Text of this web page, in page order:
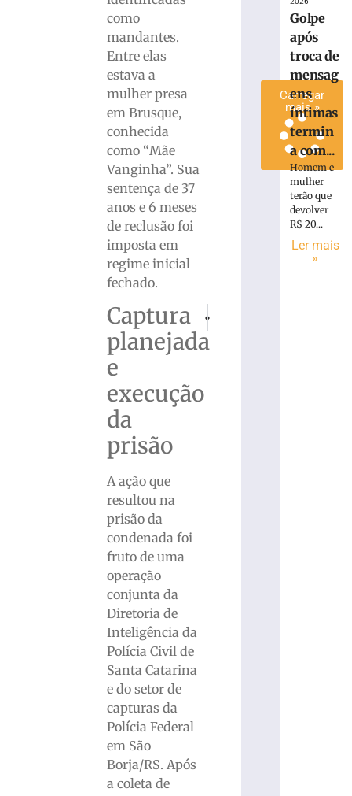
como
mandantes.
Entre elas
estava a
mulher presa
em Brusque,
conhecida
como “Mãe
Vanginha”. Sua
sentença de 37
anos e 6 meses
de reclusão foi
imposta em
regime inicial
fechado.
Captura
planejada
e
execução
da
prisão
A ação que
resultou na
prisão da
condenada foi
fruto de uma
operação
conjunta da
Diretoria de
Inteligência da
Polícia Civil de
Santa Catarina
e do setor de
capturas da
Polícia Federal
em São
Borja/RS. Após
a coleta de
PRÓXIMO
Zoo de Brusque é o primeiro a
Carregar
mais »
Golpe
após
troca de
mensag
ens
íntimas
termin
a com...
Homem e
mulher
terão que
devolver
R$ 20...
Ler mais
»